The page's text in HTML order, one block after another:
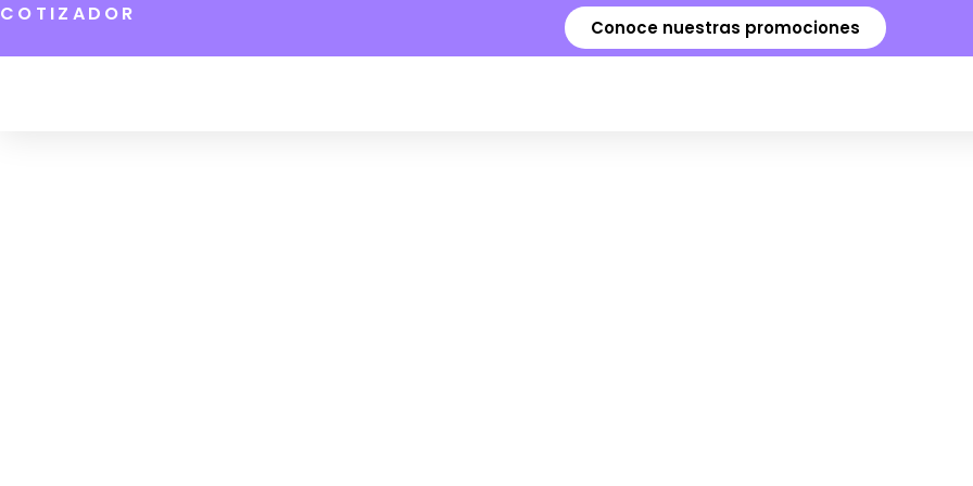
COTIZADOR
Conoce nuestras promociones